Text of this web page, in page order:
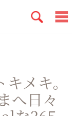
メキ。
へ日々